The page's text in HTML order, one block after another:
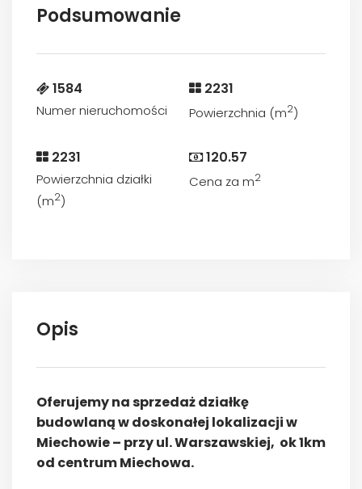
Podsumowanie
1584
Numer nieruchomości
2231
Powierzchnia (m2)
2231
Powierzchnia działki
(m2)
120.57
Cena za m2
Opis
Oferujemy na sprzedaż działkę
budowlaną w doskonałej lokalizacji w
Miechowie – przy ul. Warszawskiej, ok 1km
od centrum Miechowa.